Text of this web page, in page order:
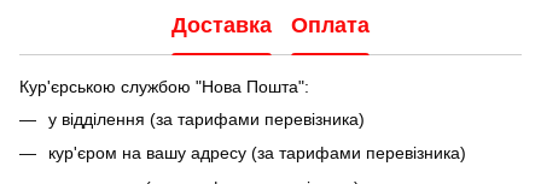
Доставка Оплата
Кур'єрською службою "Нова Пошта":
у відділення (за тарифами перевізника)
кур'єром на вашу адресу (за тарифами перевізника)